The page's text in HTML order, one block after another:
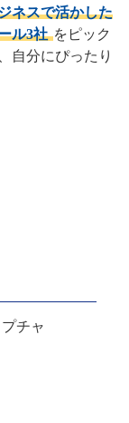
ネスで活かした
ル3社 をピック
自分にぴったり